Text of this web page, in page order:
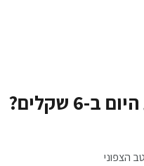
שקלים?
הצפוני